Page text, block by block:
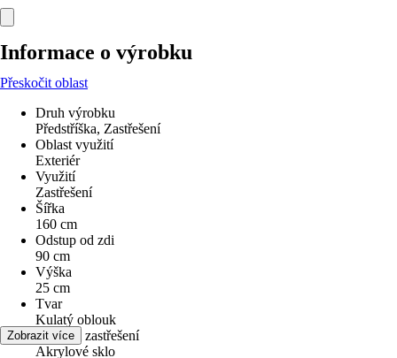
Informace o výrobku
Přeskočit oblast
Druh výrobku
Předstříška, Zastřešení
Oblast využití
Exteriér
Využití
Zastřešení
Šířka
160 cm
Odstup od zdi
90 cm
Výška
25 cm
Tvar
Kulatý oblouk
Materiál zastřešení
Akrylové sklo
Zobrazit více